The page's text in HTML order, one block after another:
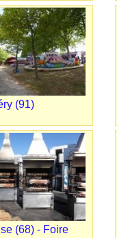
(91)
(68) - Foire